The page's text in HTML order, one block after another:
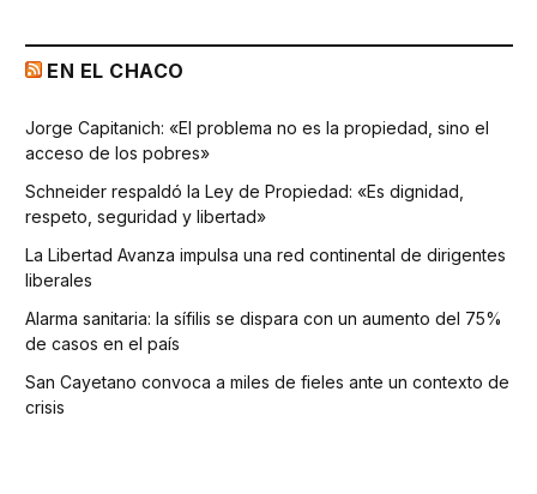
EN EL CHACO
Jorge Capitanich: «El problema no es la propiedad, sino el
acceso de los pobres»
Schneider respaldó la Ley de Propiedad: «Es dignidad,
respeto, seguridad y libertad»
La Libertad Avanza impulsa una red continental de dirigentes
liberales
Alarma sanitaria: la sífilis se dispara con un aumento del 75%
de casos en el país
San Cayetano convoca a miles de fieles ante un contexto de
crisis